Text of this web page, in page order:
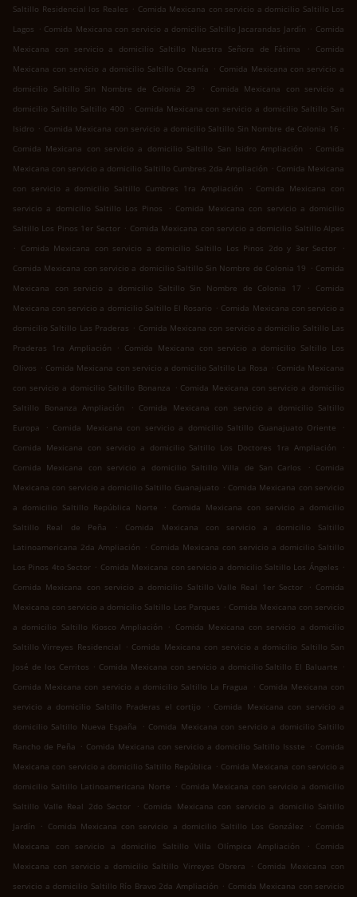
Saltillo Residencial los Reales . Comida Mexicana con servicio a domicilio Saltillo Los
Lagos . Comida Mexicana con servicio a domicilio Saltillo Jacarandas Jardín . Comida
Mexicana con servicio a domicilio Saltillo Nuestra Señora de Fátima
.
Comida
Mexicana con servicio a domicilio Saltillo Oceanía . Comida Mexicana con servicio a
domicilio Saltillo Sin Nombre de Colonia 29
.
Comida Mexicana con servicio a
domicilio Saltillo Saltillo 400 . Comida Mexicana con servicio a domicilio Saltillo San
Isidro . Comida Mexicana con servicio a domicilio Saltillo Sin Nombre de Colonia 16 .
Comida Mexicana con servicio a domicilio Saltillo San Isidro Ampliación
. Comida
Mexicana con servicio a domicilio Saltillo Cumbres 2da Ampliación . Comida Mexicana
con servicio a domicilio Saltillo Cumbres 1ra Ampliación
. Comida Mexicana con
servicio a domicilio Saltillo Los Pinos
. Comida Mexicana con servicio a domicilio
Saltillo Los Pinos 1er Sector . Comida Mexicana con servicio a domicilio Saltillo Alpes
. Comida Mexicana con servicio a domicilio Saltillo Los Pinos 2do y 3er Sector
.
Comida Mexicana con servicio a domicilio Saltillo Sin Nombre de Colonia 19 . Comida
Mexicana con servicio a domicilio Saltillo Sin Nombre de Colonia 17
.
Comida
Mexicana con servicio a domicilio Saltillo El Rosario . Comida Mexicana con servicio a
domicilio Saltillo Las Praderas . Comida Mexicana con servicio a domicilio Saltillo Las
Praderas 1ra Ampliación
. Comida Mexicana con servicio a domicilio Saltillo Los
Olivos . Comida Mexicana con servicio a domicilio Saltillo La Rosa . Comida Mexicana
con servicio a domicilio Saltillo Bonanza . Comida Mexicana con servicio a domicilio
Saltillo Bonanza Ampliación
. Comida Mexicana con servicio a domicilio Saltillo
Europa
. Comida Mexicana con servicio a domicilio Saltillo Guanajuato Oriente
.
Comida Mexicana con servicio a domicilio Saltillo Los Doctores 1ra Ampliación
.
Comida Mexicana con servicio a domicilio Saltillo Villa de San Carlos
. Comida
Mexicana con servicio a domicilio Saltillo Guanajuato . Comida Mexicana con servicio
a domicilio Saltillo República Norte
.
Comida Mexicana con servicio a domicilio
Saltillo Real de Peña
.
Comida Mexicana con servicio a domicilio Saltillo
Latinoamericana 2da Ampliación . Comida Mexicana con servicio a domicilio Saltillo
Los Pinos 4to Sector . Comida Mexicana con servicio a domicilio Saltillo Los Ángeles .
Comida Mexicana con servicio a domicilio Saltillo Valle Real 1er Sector
. Comida
Mexicana con servicio a domicilio Saltillo Los Parques . Comida Mexicana con servicio
a domicilio Saltillo Kiosco Ampliación
. Comida Mexicana con servicio a domicilio
Saltillo Virreyes Residencial . Comida Mexicana con servicio a domicilio Saltillo San
José de los Cerritos . Comida Mexicana con servicio a domicilio Saltillo El Baluarte .
Comida Mexicana con servicio a domicilio Saltillo La Fragua
. Comida Mexicana con
servicio a domicilio Saltillo Praderas el cortijo
. Comida Mexicana con servicio a
domicilio Saltillo Nueva España
. Comida Mexicana con servicio a domicilio Saltillo
Rancho de Peña . Comida Mexicana con servicio a domicilio Saltillo Issste . Comida
Mexicana con servicio a domicilio Saltillo República . Comida Mexicana con servicio a
domicilio Saltillo Latinoamericana Norte . Comida Mexicana con servicio a domicilio
Saltillo Valle Real 2do Sector
. Comida Mexicana con servicio a domicilio Saltillo
Jardín
. Comida Mexicana con servicio a domicilio Saltillo Los González . Comida
Mexicana con servicio a domicilio Saltillo Villa Olímpica Ampliación
.
Comida
Mexicana con servicio a domicilio Saltillo Virreyes Obrera
. Comida Mexicana con
servicio a domicilio Saltillo Río Bravo 2da Ampliación . Comida Mexicana con servicio